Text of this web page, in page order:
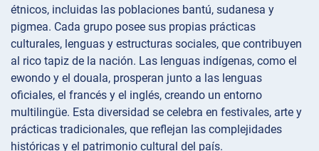
étnicos, incluidas las poblaciones bantú, sudanesa y
pigmea. Cada grupo posee sus propias prácticas
culturales, lenguas y estructuras sociales, que contribuyen
al rico tapiz de la nación. Las lenguas indígenas, como el
ewondo y el douala, prosperan junto a las lenguas
oficiales, el francés y el inglés, creando un entorno
multilingüe. Esta diversidad se celebra en festivales, arte y
prácticas tradicionales, que reflejan las complejidades
históricas y el patrimonio cultural del país.